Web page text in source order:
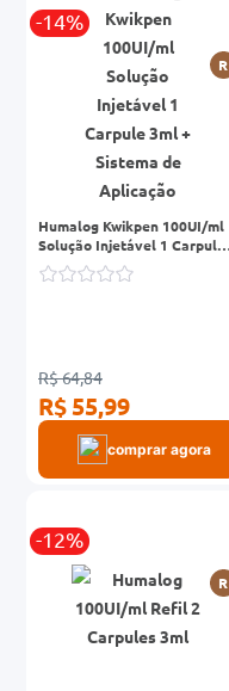
-14%
R
Humalog Kwikpen 100UI/ml
Solução Injetável 1 Carpule
3ml + Sistema de Aplicação
R$ 64,84
R$ 55,99
comprar agora
-12%
R